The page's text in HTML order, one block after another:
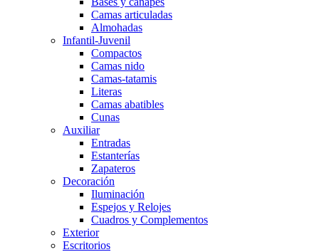
Camas articuladas
Almohadas
Infantil-Juvenil
Compactos
Camas nido
Camas-tatamis
Literas
Camas abatibles
Cunas
Auxiliar
Entradas
Estanterías
Zapateros
Decoración
Iluminación
Espejos y Relojes
Cuadros y Complementos
Exterior
Escritorios